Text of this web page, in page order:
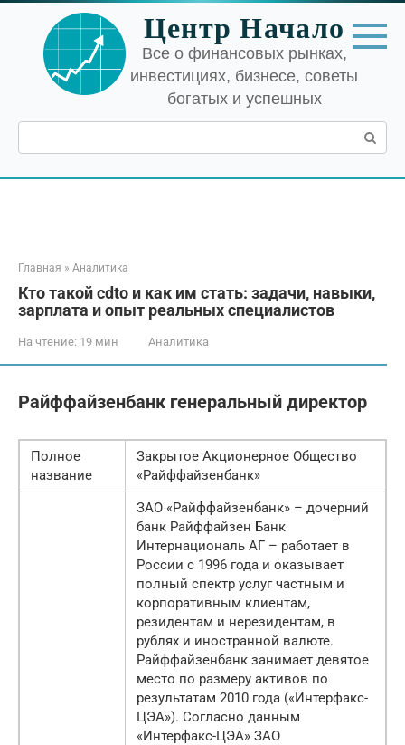
Перейти
контенту
Центр Начало
Все о финансовых рынках,
инвестициях, бизнесе, советы
богатых и успешных
Поиск:
Главная » Аналитика
Кто такой cdto и как им стать: задачи, навыки,
зарплата и опыт реальных специалистов
На чтение: 19 мин Аналитика
Райффайзенбанк генеральный директор
Полное
название
Закрытое Акционерное Общество
«Райффайзенбанк»
ЗАО «Райффайзенбанк» – дочерний
банк Райффайзен Банк
Интернациональ АГ – работает в
России с 1996 года и оказывает
полный спектр услуг частным и
корпоративным клиентам,
резидентам и нерезидентам, в
рублях и иностранной валюте.
Райффайзенбанк занимает девятое
место по размеру активов по
результатам 2010 года («Интерфакс-
ЦЭА»). Согласно данным
«Интерфакс-ЦЭА» ЗАО